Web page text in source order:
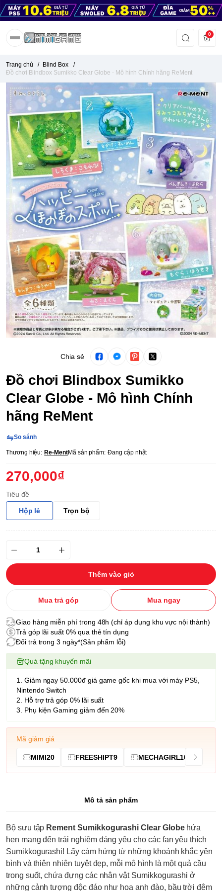
0
Trang chủ / Blind Box
/
Đồ chơi Blindbox Sumikko Clear Globe - Mô hình Chính hãng ReMent
Chia sẻ
Đồ chơi Blindbox Sumikko
Clear Globe - Mô hình Chính
hãng ReMent
So sánh
Thương hiệu: Re-MentMã sản phẩm: Đang cập nhật
270,000₫
Tiêu đề
Hộp lẻ Trọn bộ
Thêm vào giỏ
Mua trả góp Mua ngay
Giao hàng miễn phí trong 48h (chỉ áp dụng khu vực nội thành)
Trả góp lãi suất 0% qua thẻ tín dụng
Đổi trả trong 3 ngày*(Sản phẩm lỗi)
Quà tặng khuyến mãi
1. Giảm ngay 50.000đ giá game gốc khi mua với máy PS5,
Nintendo Switch
2. Hỗ trợ trả góp 0% lãi suất
3. Phụ kiện Gaming giảm đến 20%
Mã giảm giá
MIMI20 FREESHIPT9 MECHAGIRL10
Mô tả sản phẩm
Bộ sưu tập Rement Sumikkogurashi Clear Globehứa
hẹn mang đến trải nghiệm đáng yêu cho các fan yêu thích
Sumikkogurashi! Lấy cảm hứng từ những khoảnh khắc yên
bình và thiên nhiên tuyệt đẹp, mỗi mô hình là một quả cầu
trong suốt, chứa đựng các nhân vật Sumikkogurashi ở
những cảnh tượng độc đáo như hoa anh đào, bầu trời đêm